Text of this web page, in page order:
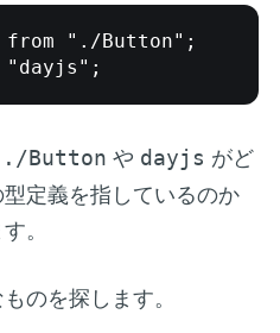
"./Button";
"dayjs";
./Button や dayjs がど
定義を指しているのか
。
のを探します。